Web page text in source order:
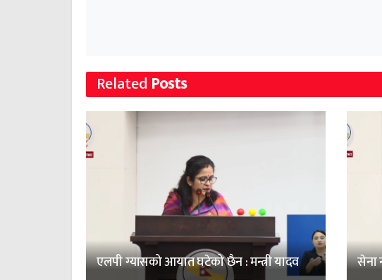
Related Posts
एलपी ग्यासको आयात घटेको छैन : मन्त्री यादव सेना